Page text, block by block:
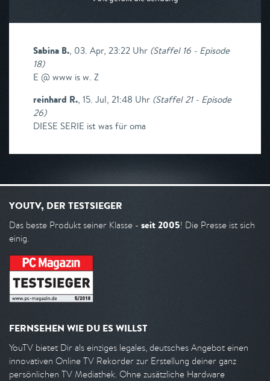
Sabina B., 03. Apr, 23:22 Uhr (Staffel 16 - Episode
18)
E @ www is w. Z
reinhard R., 15. Jul, 21:48 Uhr (Staffel 21 - Episode
26)
DIESE SERIE ist was für oma
YOUTV, DER TESTSIEGER
Das beste Produkt seiner Klasse - seit 2005! Die Presse ist sich
einig.
FERNSEHEN WIE DU ES WILLST
YouTV bietet Dir als einziges legales, deutsches Angebot einen
innovativen Online TV Rekorder zur Erstellung deiner ganz
persönlichen TV Mediathek. Ohne zusätzliche Hardware